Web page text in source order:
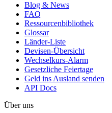
Blog & News
FAQ
Ressourcenbibliothek
Glossar
Länder-Liste
Devisen-Übersicht
Wechselkurs-Alarm
Gesetzliche Feiertage
Geld ins Ausland senden
API Docs
Über uns